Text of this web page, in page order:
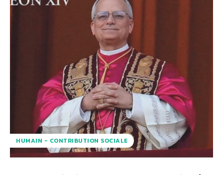
HUMAIN - CONTRIBUTION SOCIALE